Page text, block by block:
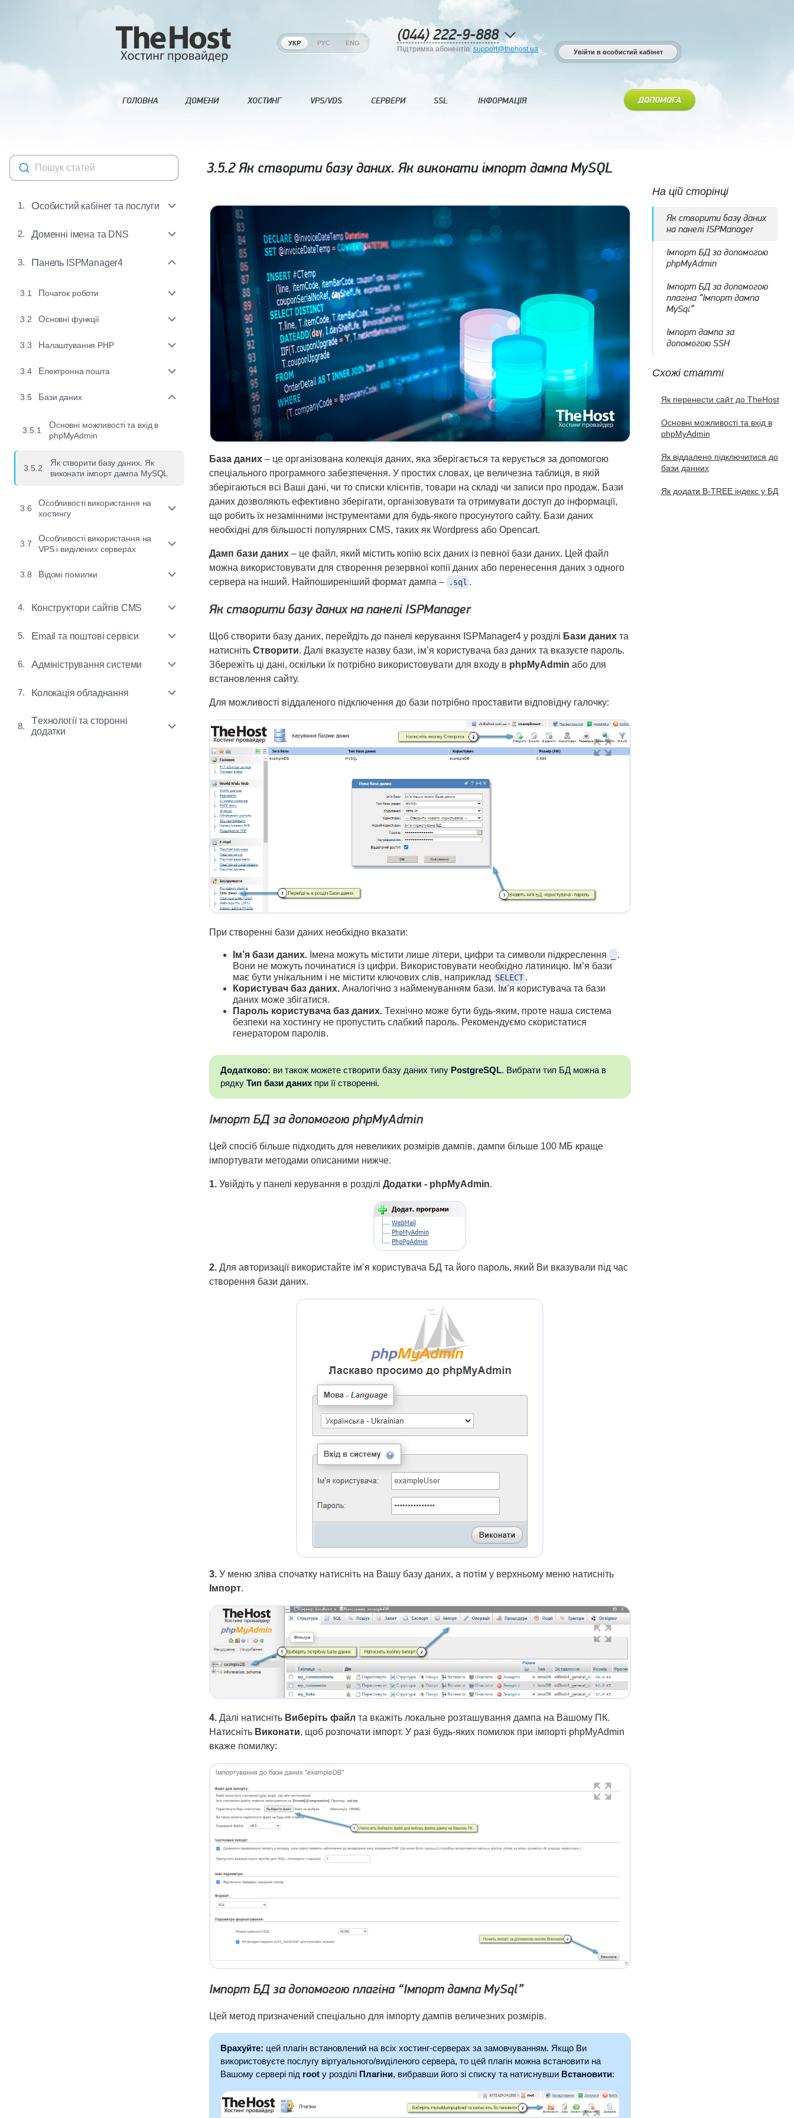
УКР РУС ENG (044) 222-9-888
Підтримка абонентів: support@thehost.ua Увійти в особистий кабінет
ГОЛОВНА ДОМЕНИ ХОСТИНГ VPS/VDS СЕРВЕРИ SSL ІНФОРМАЦІЯ ДОПОМОГА
Пошук статей 3.5.2Як створити базу даних. Як виконати імпорт дампа MySQL
1. Особистий кабінет та послуги
2. Доменні імена та DNS
3. Панель ISPManager4
3.1 Початок роботи
3.2 Основні функції
3.3 Налаштування PHP
3.4 Електронна пошта
3.5 Бази даних
3.5.1
Основні можливості та вхід в
phpMyAdmin
3.5.2
Як створити базу даних. Як
виконати імпорт дампа MySQL
3.6
Особливості використання на
хостингу
3.7
Особливості використання на
VPS і виділених серверах
3.8 Відомі помилки
4. Конструктори сайтів CMS
5. Email та поштові сервіси
6. Адміністрування системи
7. Колокація обладнання
8. Технології та сторонні
додатки
База даних – це організована колекція даних, яка зберігається та керується за допомогою
спеціального програмного забезпечення. У простих словах, це величезна таблиця, в якій
зберігаються всі Ваші дані, чи то списки клієнтів, товари на складі чи записи про продаж. Бази
даних дозволяють ефективно зберігати, організовувати та отримувати доступ до інформації,
що робить їх незамінними інструментами для будь-якого просунутого сайту. Бази даних
необхідні для більшості популярних CMS, таких як Wordpress або Opencart.
Дамп бази даних – це файл, який містить копію всіх даних із певної бази даних. Цей файл
можна використовувати для створення резервної копії даних або перенесення даних з одного
сервера на інший. Найпоширеніший формат дампа –
.sql .
Як створити базу даних на панелі ISPManager
Щоб створити базу даних, перейдіть до панелі керування ISPManager4 у розділі Бази даних та
натисніть Створити. Далі вказуєте назву бази, ім’я користувача баз даних та вказуєте пароль.
Збережіть ці дані, оскільки їх потрібно використовувати для входу в phpMyAdmin або для
встановлення сайту.
Для можливості віддаленого підключення до бази потрібно проставити відповідну галочку:
При створенні бази даних необхідно вказати:
Ім’я бази даних. Імена можуть містити лише літери, цифри та символи підкреслення
.
Вони не можуть починатися із цифри. Використовувати необхідно латиницю. Ім’я бази
має бути унікальним і не містити ключових слів, наприклад SELECT .
Користувач баз даних. Аналогічно з найменуванням бази. Ім’я користувача та бази
даних може збігатися.
Пароль користувача баз даних. Технічно може бути будь-яким, проте наша система
безпеки на хостингу не пропустить слабкий пароль. Рекомендуємо скористатися
генератором паролів.
Додатково: ви також можете створити базу даних типу PostgreSQL. Вибрати тип БД можна в
рядку Тип бази данихпри її створенні.
Імпорт БД за допомогою phpMyAdmin
Цей спосіб більше підходить для невеликих розмірів дампів, дампи більше 100 МБ краще
імпортувати методами описаними нижче.
1. Увійдіть у панелі керування в розділі Додатки - phpMyAdmin.
2. Для авторизації використайте ім’я користувача БД та його пароль, який Ви вказували під час
створення бази даних.
3. У меню зліва спочатку натисніть на Вашу базу даних, а потім у верхньому меню натисніть
Імпорт.
4. Далі натисніть Виберіть файл та вкажіть локальне розташування дампа на Вашому ПК.
Натисніть Виконати, щоб розпочати імпорт. У разі будь-яких помилок при імпорті phpMyAdmin
вкаже помилку:
Імпорт БД за допомогою плагіна “Імпорт дампа MySql”
Цей метод призначений спеціально для імпорту дампів величезних розмірів.
Врахуйте: цей плагін встановлений на всіх хостинг-серверах за замовчуванням. Якщо Ви
використовуєте послугу віртуального/виділеного сервера, то цей плагін можна встановити на
Вашому сервері під rootу розділі Плагіни, вибравши його зі списку та натиснувши Встановити:
На цій сторінці
Як створити базу даних
на панелі ISPManager
Імпорт БД за допомогою
phpMyAdmin
Імпорт БД за допомогою
плагіна “Імпорт дампа
MySql”
Імпорт дампа за
допомогою SSH
Схожі статті
Як перенести сайт до TheHost
Основні можливості та вхід в
phpMyAdmin
Як віддалено підключитися до
бази данних
Як додати B-TREE індекс у БД